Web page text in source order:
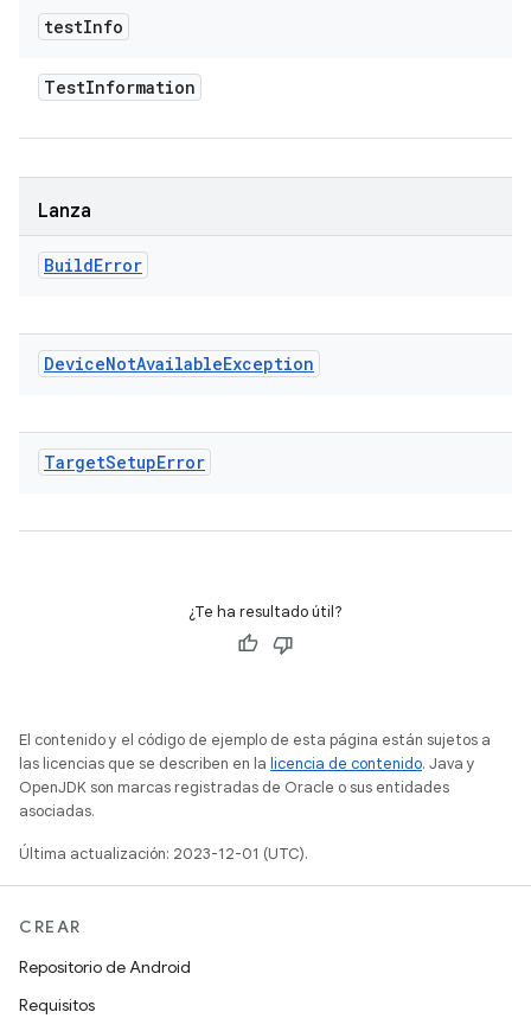
testInfo
TestInformation
Lanza
BuildError
DeviceNotAvailableException
TargetSetupError
¿Te ha resultado útil?
El contenido y el código de ejemplo de esta página están sujetos a
las licencias que se describen en la licencia de contenido. Java y
OpenJDK son marcas registradas de Oracle o sus entidades
asociadas.
Última actualización: 2023-12-01 (UTC).
CREAR
Repositorio de Android
Requisitos